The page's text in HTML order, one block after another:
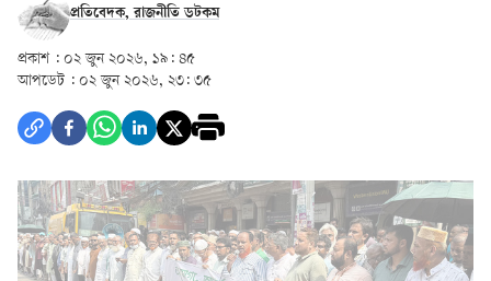
প্রতিবেদক, রাজনীতি ডটকম
প্রকাশ : ০২ জুন ২০২৬, ১৯: ৪৫
আপডেট : ০২ জুন ২০২৬, ২৩: ৩৫